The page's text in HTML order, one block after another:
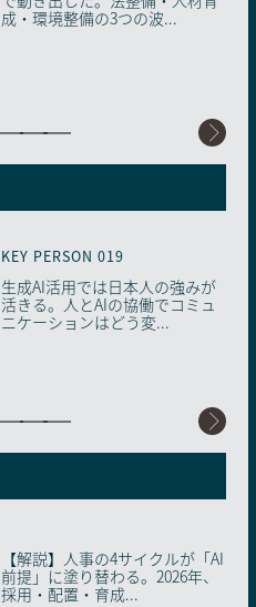
成・環境整備の3つの波...
み出す、ベテラン教員...
いと取り残される「...
採用・配置・育成...
動した理由
KEY PERSON 019
生成AI活用では日本人の強みが
活きる。人とAIの協働でコミュ
ニケーションはどう変...
KEY PERSON 018
もっと自由で多様な「働き⽅」
を！ 生成AIが拓く女性のキャリ
アの可能性
KEY PERSON 017
【医療×生成AI】少子高齢化・
未病先進国の日本で進む、メン
タルヘルス最前線
KEY PERSON 016
学歴から「学習歴」重視の社会
へ。生成AI時代のリスキリング
を徹底解説
KEY PERSON 015
まさにSFの世界到来。生成AI時
代に再定義されるリーダーとマ
ネジメントのあり方
【解説】人事の4サイクルが「AI
前提」に塗り替わる。2026年、
採用・配置・育成...
AIに“信頼の証明書”を。国内初
の「AIMS適合性評価制度」が始
動した理由
実際の相談事例から学ぶ！画像
生成AIのビジネス活用トレンド
「AI-SECIモデル」とは何か。AI
との協働で知識創造企業へと変
革するための地...
AIには撮れない「あの瞬間」—
小学校の卒アルが問う、写真な
らではの価値